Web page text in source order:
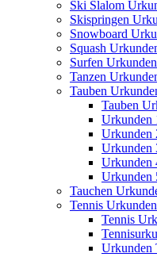
Ski Slalom
Skispringen
Snowboard
Squash
Surfen Urkunden
Tanzen
Tauben
Tauben
Urkunden
Urkunden
Urkunden
Urkunden
Urkunden
Tauchen
Tennis Urkunden
Tennis
Urkunden